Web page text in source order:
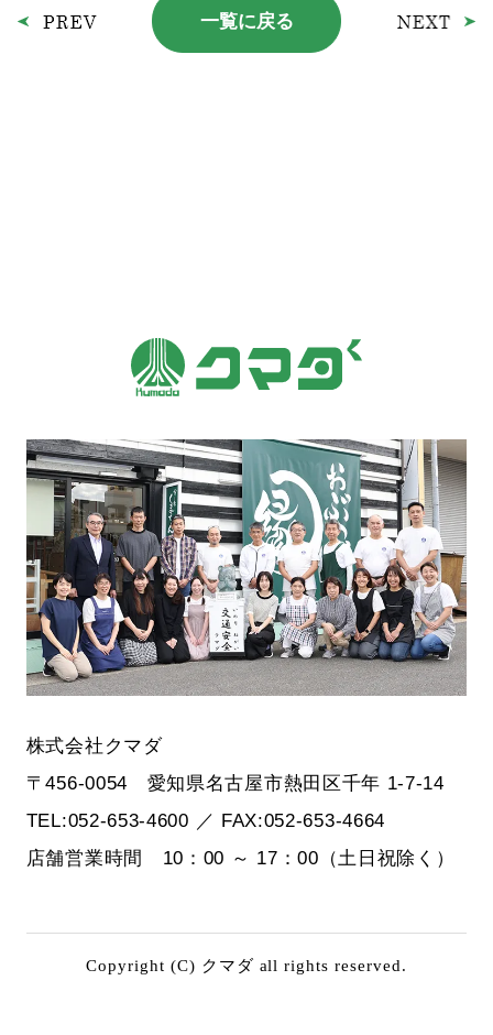
一覧に戻る
株式会社クマダ
〒456-0054 愛知県名古屋市熱田区千年 1-7-14
TEL:052-653-4600 ／ FAX:052-653-4664
店舗営業時間 10：00 ～ 17：00（土日祝除く）
Copyright (C) クマダ all rights reserved.